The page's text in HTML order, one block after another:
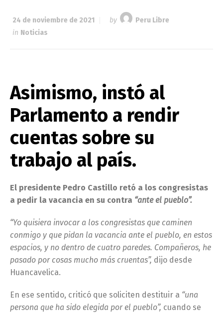
24 de noviembre de 2021 by
Peru Libre
in Noticias
Asimismo, instó al
Parlamento a rendir
cuentas sobre su
trabajo al país.
El presidente Pedro Castillo retó a los congresistas
a pedir la vacancia en su contra “ante el pueblo”.
“Yo quisiera invocar a los congresistas que caminen
conmigo y que pidan la vacancia ante el pueblo, en estos
espacios, y no dentro de cuatro paredes. Compañeros, he
pasado por cosas mucho más cruentas”, dijo desde
Huancavelica.
En ese sentido, criticó que soliciten destituir a “una
persona que ha sido elegida por el pueblo”, cuando se